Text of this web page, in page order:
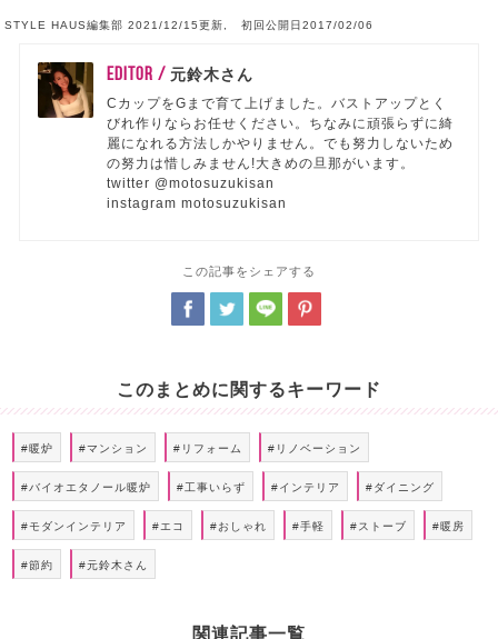
STYLE HAUS編集部 2021/12/15更新, 初回公開日2017/02/06
EDITOR / 元鈴木さん
CカップをGまで育て上げました。バストアップとく
びれ作りならお任せください。ちなみに頑張らずに綺
麗になれる方法しかやりません。でも努力しないため
の努力は惜しみません!大きめの旦那がいます。
twitter @motosuzukisan
instagram motosuzukisan
この記事をシェアする
このまとめに関するキーワード
#暖炉 #マンション #リフォーム #リノベーション
#バイオエタノール暖炉 #工事いらず #インテリア #ダイニング
#モダンインテリア #エコ #おしゃれ #手軽 #ストーブ #暖房
#節約 #元鈴木さん
関連記事一覧